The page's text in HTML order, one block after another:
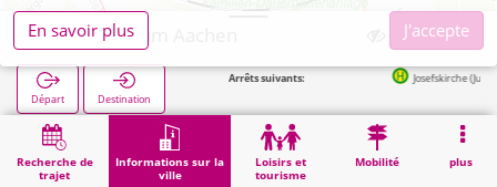
Recherche de
trajet
Informations sur la
ville
Loisirs et
tourisme
Mobilité plus
Justizzentrum Aachen
Départ Destination
Arrêts suivants: Josefskirche (Justizzentrum)
Démarrage Informations sur la ville Administration Justizzentrum Aachen
En savoir plus
J'accepte